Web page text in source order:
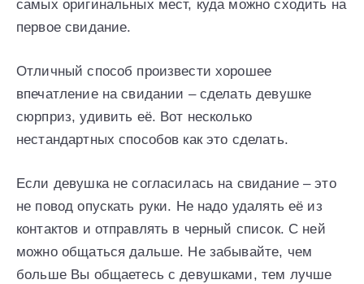
самых оригинальных мест, куда можно сходить на
первое свидание.
Отличный способ произвести хорошее
впечатление на свидании – сделать девушке
сюрприз, удивить её. Вот несколько
нестандартных способов как это сделать.
Если девушка не согласилась на свидание – это
не повод опускать руки. Не надо удалять её из
контактов и отправлять в черный список. С ней
можно общаться дальше. Не забывайте, чем
больше Вы общаетесь с девушками, тем лучше